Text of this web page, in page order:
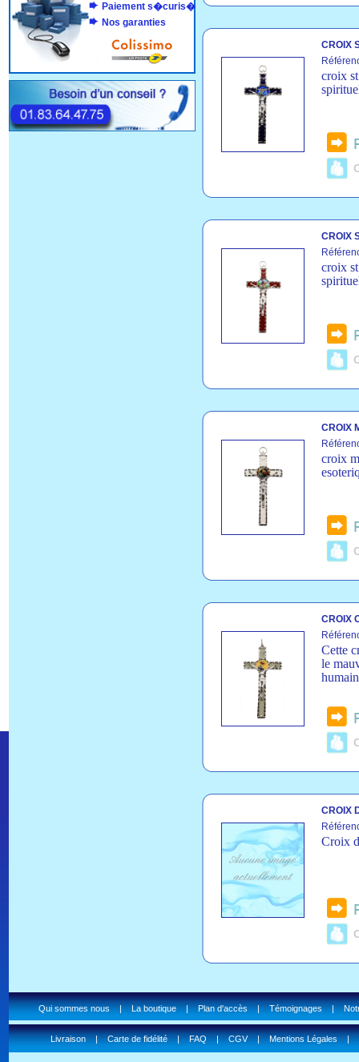
Paiement s�curis�
Nos garanties
CROIX
croix
CROIX
croix
CROIX
croix
CROIX
Cette
le
CROIX
Croix
Qui sommes nous|La boutique|Plan d'accès|Témoignages|
Livraison|Carte de fidélité|FAQ|CGV|Mentions Légales|